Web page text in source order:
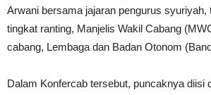
Arwani bersama jajaran pengurus syuriyah,
tingkat ranting, Manjelis Wakil Cabang
cabang, Lembaga dan Badan Otonom
Dalam Konfercab tersebut, puncaknya diisi